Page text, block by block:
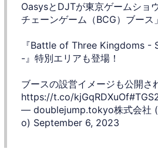
OasysとDJTが東京ゲームショ
チェーンゲーム（BCG）ブース
『Battle of Three Kingdoms -
-』特別エリアも登場！
ブースの設営イメージも公開さ
https://t.co/kjGqRDXuOf
— doublejump.tokyo株式会社
o) September 6, 2023